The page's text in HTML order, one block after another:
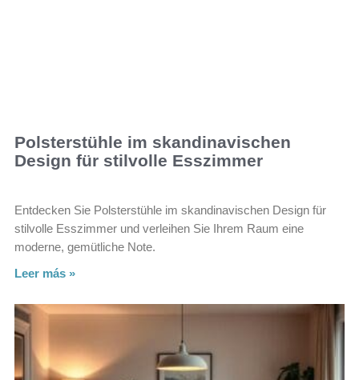
Polsterstühle im skandinavischen
Design für stilvolle Esszimmer
Entdecken Sie Polsterstühle im skandinavischen Design für
stilvolle Esszimmer und verleihen Sie Ihrem Raum eine
moderne, gemütliche Note.
Leer más »